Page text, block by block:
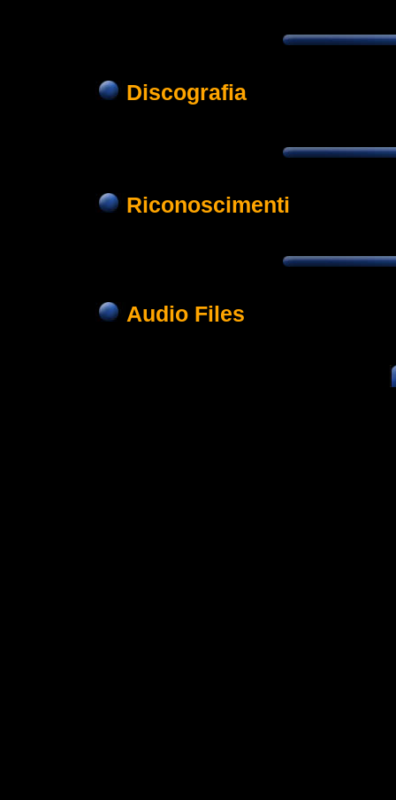
Discografia
Riconoscimenti
Audio Files